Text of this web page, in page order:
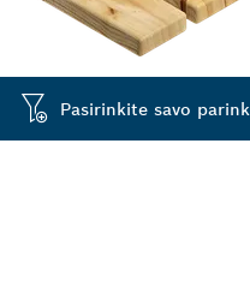
Pasirinkite savo